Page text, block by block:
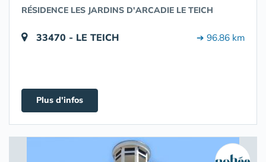
RÉSIDENCE LES JARDINS D'ARCADIE LE TEICH
33470 - LE TEICH ➔ 96.86 km
Plus d'infos